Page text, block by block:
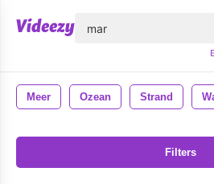
Meer Ozean Strand
Filters